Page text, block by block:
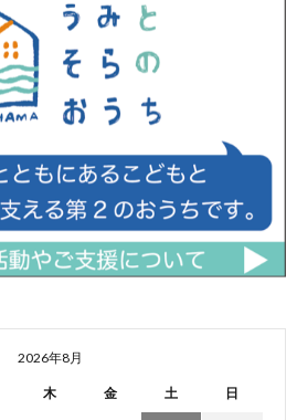
2026年8月
木 金 土 日